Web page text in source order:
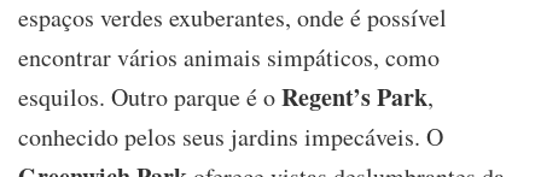
espaços verdes exuberantes, onde é possível
encontrar vários animais simpáticos, como
esquilos. Outro parque é oRegent’s Park,
conhecido pelos seus jardins impecáveis. O